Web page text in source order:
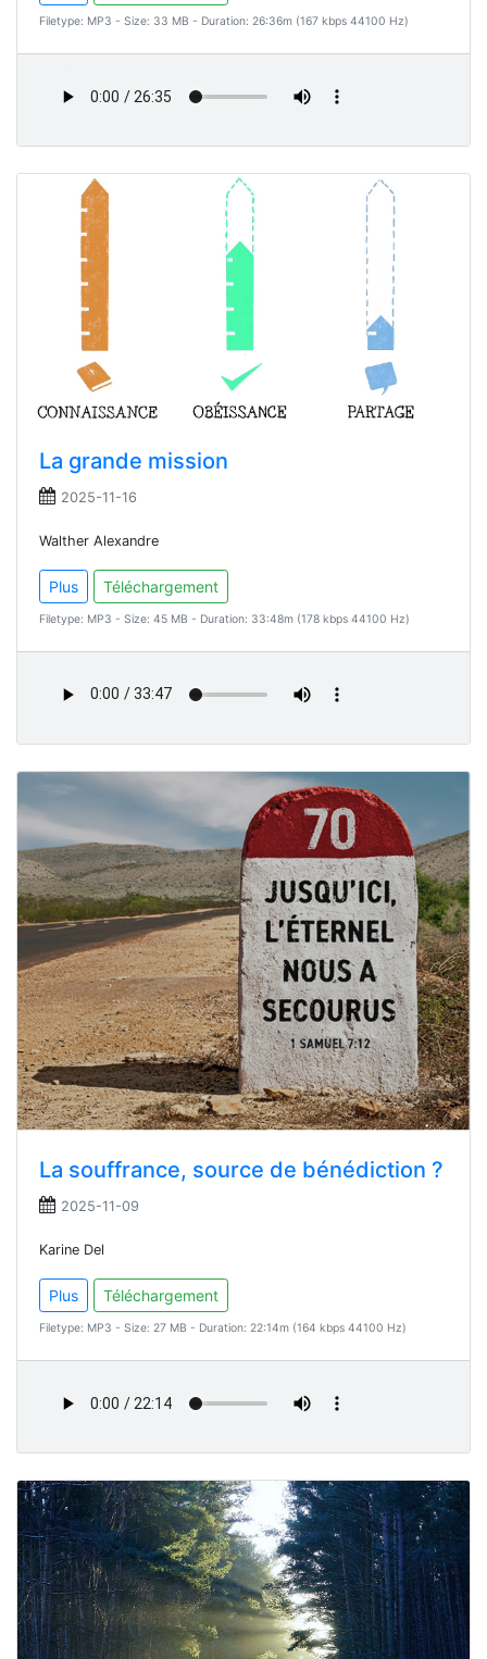
Filetype: MP3 - Size: 33 MB - Duration: 26:36m (167 kbps 44100 Hz)
La grande mission
2025-11-16
Walther Alexandre
Plus Téléchargement
Filetype: MP3 - Size: 45 MB - Duration: 33:48m (178 kbps 44100 Hz)
La souffrance, source de bénédiction ?
2025-11-09
Karine Del
Plus Téléchargement
Filetype: MP3 - Size: 27 MB - Duration: 22:14m (164 kbps 44100 Hz)